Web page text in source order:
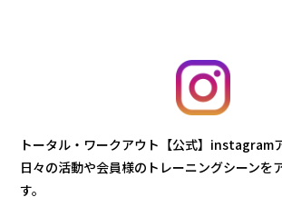
トータル・ワークアウト【公式】instagram
日々の活動や会員様のトレーニングシーンを
す。